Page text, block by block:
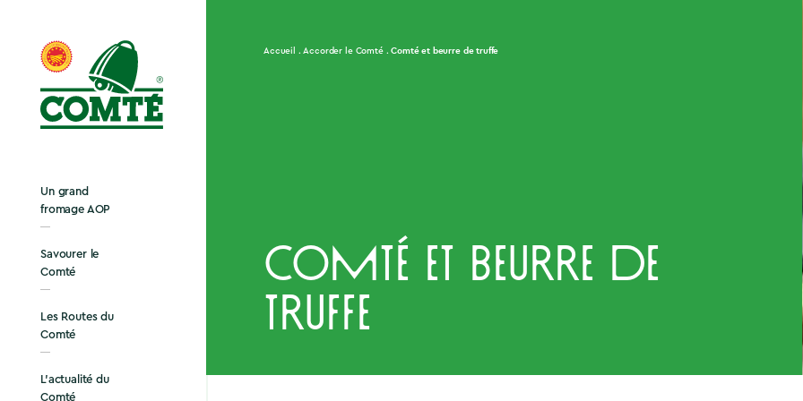
Un grand
fromage AOP
Savourer le
Comté
Les Routes du
Comté
L’actualité du
Comté
Accueil Accorder le Comté Comté et beurre de truffe
Comté et beurre de
truffe